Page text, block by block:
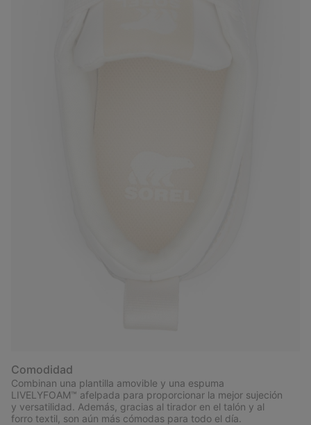
Comodidad
Combinan una plantilla amovible y una espuma
LIVELYFOAM™ afelpada para proporcionar la mejor sujeción
y versatilidad. Además, gracias al tirador en el talón y al
forro textil, son aún más cómodas para todo el día.